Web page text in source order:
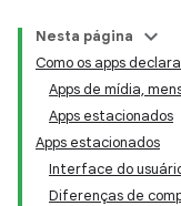
Nesta página
Como os apps
Apps de mídia,
Apps estacionados
Apps estacionados
Interface do
Diferenças de